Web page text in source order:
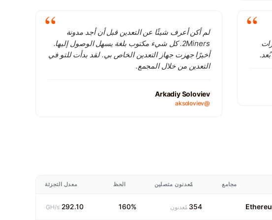
لم أكن أعرف شيئًا عن التعدين قبل أن أجد مدونة
2Miners. كل شيء مكتوب بلغة يسهل الوصول إليها.
أخيرًا جهزت جهاز التعدين الخاص بي. لقد بدأت للتو في
التعدين من خلال المجمع.
Arkadiy Soloviev
@aksoloviev
مجامع مٌعدنون متصلين الحظ معدل التجزئة
354 مٌعدنون 160%
292.10
GH/s